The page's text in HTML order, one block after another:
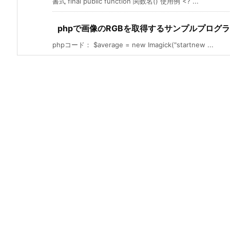
phpで画像のRGBを取得するサンプルプログ
phpコード： $average = new Imagick("startnew ...